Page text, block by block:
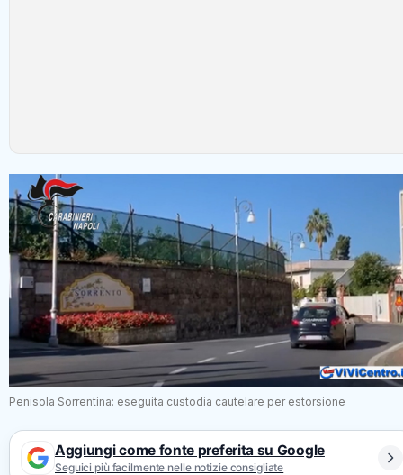
Penisola Sorrentina: eseguita custodia cautelare per estorsione
Aggiungi come fonte preferita su Google
Seguici più facilmente nelle notizie consigliate